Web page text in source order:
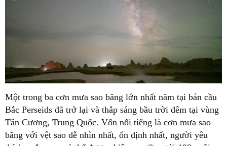
Một trong ba cơn mưa sao băng lớn nhất năm tại bán cầu
Bắc Perseids đã trở lại và thắp sáng bầu trời đêm tại vùng
Tân Cương, Trung Quốc. Vốn nổi tiếng là cơn mưa sao
băng với vệt sao dễ nhìn nhất, ổn định nhất, người yêu